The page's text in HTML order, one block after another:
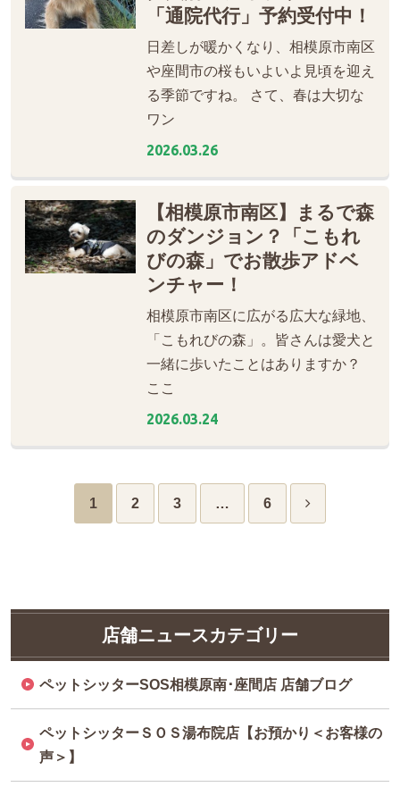
「通院代行」予約受付中！
日差しが暖かくなり、相模原市南区
や座間市の桜もいよいよ見頃を迎え
る季節ですね。 さて、春は大切な
ワン
2026.03.26
【相模原市南区】まるで森
のダンジョン？「こもれ
びの森」でお散歩アドベ
ンチャー！
相模原市南区に広がる広大な緑地、
「こもれびの森」。皆さんは愛犬と
一緒に歩いたことはありますか？
ここ
2026.03.24
1 2 3 … 6
店舗ニュースカテゴリー
ペットシッターSOS相模原南･座間店 店舗ブログ
ペットシッターＳＯＳ湯布院店【お預かり＜お客様の
声＞】